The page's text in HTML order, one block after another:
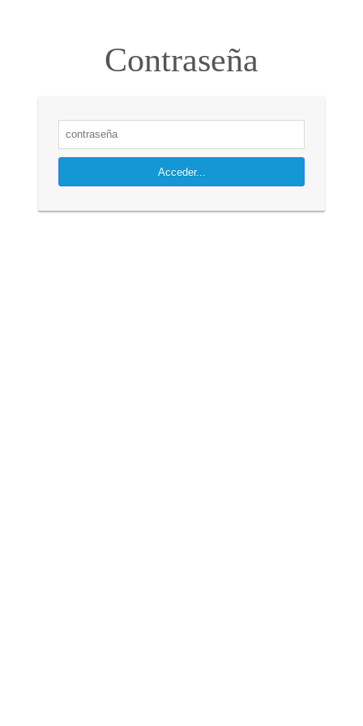
Contraseña
Acceder...